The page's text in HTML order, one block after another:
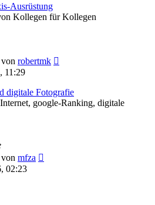
Ausrüstung
Kollegen für Kollegen
von robertmk
11:29
digitale Fotografie
google-Ranking, digitale
von mfza
02:23